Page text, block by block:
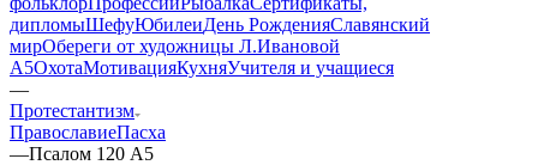
дипломыШефуЮбилеиДень РожденияСлавянский
мирОбереги от художницы Л.Ивановой
А5ОхотаМотивацияКухняУчителя и учащиеся
—
Протестантизм
ПравославиеПасха
—Псалом 120 А5